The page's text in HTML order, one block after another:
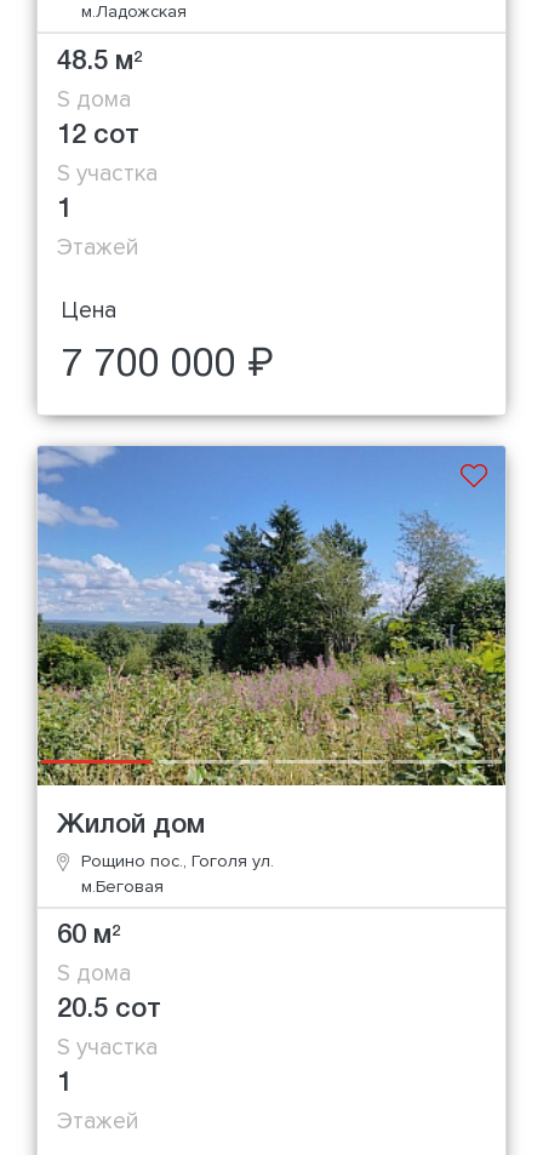
м.Ладожская
48.5 м2
S дома
12 сот
S участка
1
Этажей
Цена
7 700 000 ₽
Жилой дом
Рощино пос., Гоголя ул.
м.Беговая
60 м2
S дома
20.5 сот
S участка
1
Этажей